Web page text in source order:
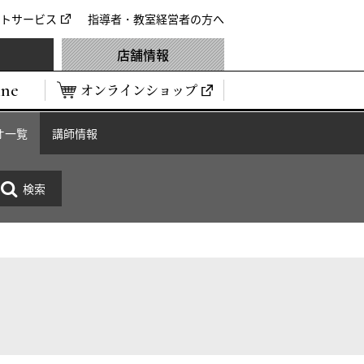
サービス 指導者・教室経営者の方へ
オンラインショップ
店舗情報
一覧 講師情報